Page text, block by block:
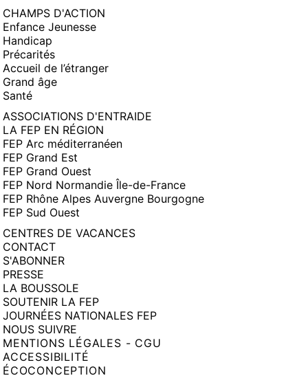
CHAMPS D'ACTION
Enfance Jeunesse
Handicap
Précarités
Accueil de l’étranger
Grand âge
Santé
ASSOCIATIONS D'ENTRAIDE
LA FEP EN RÉGION
FEP Arc méditerranéen
FEP Grand Est
FEP Grand Ouest
FEP Nord Normandie Île-de-France
FEP Rhône Alpes Auvergne Bourgogne
FEP Sud Ouest
CENTRES DE VACANCES
CONTACT
S'ABONNER
PRESSE
LA BOUSSOLE
SOUTENIR LA FEP
JOURNÉES NATIONALES FEP
NOUS SUIVRE
MENTIONS LÉGALES - CGU
ACCESSIBILITÉ
ÉCOCONCEPTION